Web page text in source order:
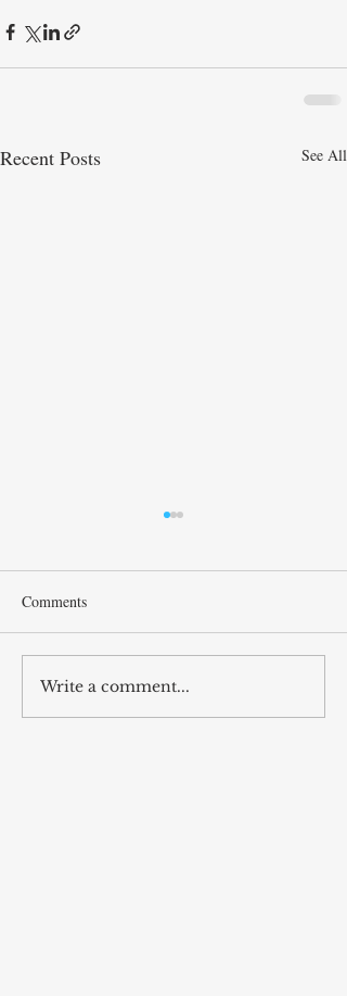
Recent Posts See All
hukuk kadın: 15 ocak
Comments
Write a comment...